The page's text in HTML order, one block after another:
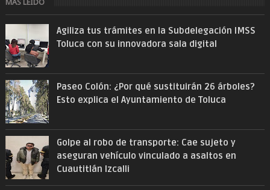
MÁS LEÍDO
Agiliza tus trámites en la Subdelegación IMSS
Toluca con su innovadora sala digital
Paseo Colón: ¿Por qué sustituirán 26 árboles?
Esto explica el Ayuntamiento de Toluca
Golpe al robo de transporte: Cae sujeto y
aseguran vehículo vinculado a asaltos en
Cuautitlán Izcalli